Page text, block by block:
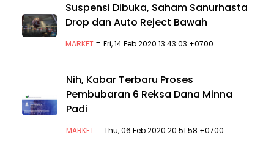
Suspensi Dibuka, Saham Sanurhasta
Drop dan Auto Reject Bawah
MARKET -Fri, 14 Feb 2020 13:43:03 +0700
Nih, Kabar Terbaru Proses
Pembubaran 6 Reksa Dana Minna
Padi
MARKET -Thu, 06 Feb 2020 20:51:58 +0700